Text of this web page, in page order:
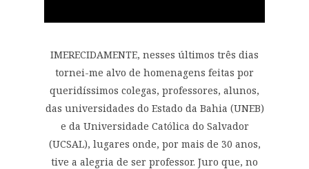
IMERECIDAMENTE, nesses últimos três dias
tornei-me alvo de homenagens feitas por
queridíssimos colegas, professores, alunos,
das universidades do Estado da Bahia (UNEB)
e da Universidade Católica do Salvador
(UCSAL), lugares onde, por mais de 30 anos,
tive a alegria de ser professor. Juro que, no